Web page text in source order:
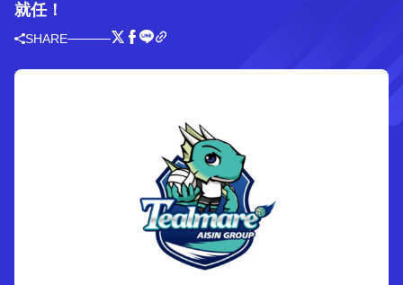
就任！
SHARE